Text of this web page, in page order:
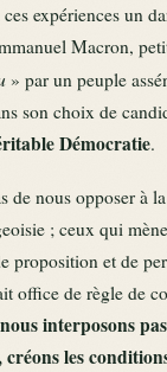
expériences un
Macron,
» par un peuple
son choix de
Démocratie.
de nous opposer à
; ceux qui
proposition et de
office de règle de
interposons
les